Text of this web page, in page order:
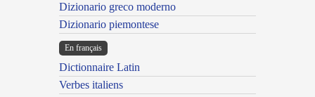
Dizionario greco moderno
Dizionario piemontese
En français
Dictionnaire Latin
Verbes italiens